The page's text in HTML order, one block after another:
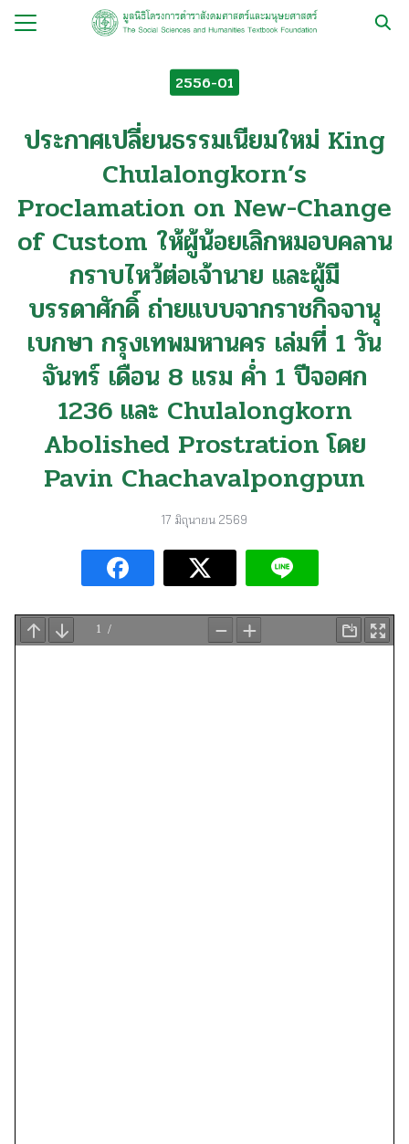
Skip
ทำมือ
ลนิธิ
2556-01
ประกาศเปลี่ยนธรรมเนียมใหม่ King
Chulalongkorn’s
Proclamation on New-Change
of Custom ให้ผู้น้อยเลิกหมอบคลาน
กราบไหว้ต่อเจ้านาย และผู้มี
บรรดาศักดิ์ ถ่ายแบบจากราชกิจจานุ
เบกษา กรุงเทพมหานคร เล่มที่ 1 วัน
จันทร์ เดือน 8 แรม ค่ำ 1 ปีจอศก
1236 และ Chulalongkorn
Abolished Prostration โดย
Pavin Chachavalpongpun
17 มิถุนายน 2569